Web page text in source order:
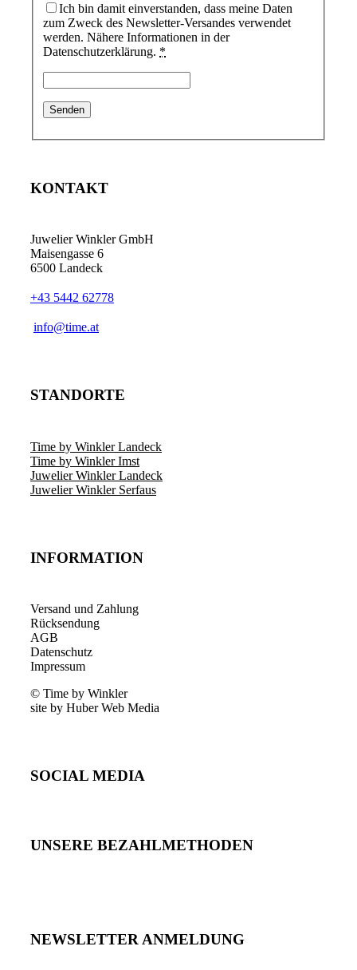
Ich bin damit einverstanden, dass meine Daten
zum Zweck des Newsletter-Versandes verwendet
werden. Nähere Informationen in der
Datenschutzerklärung. *
KONTAKT
Juwelier Winkler GmbH
Maisengasse 6
6500 Landeck
+43 5442 62778
info@time.at
STANDORTE
Time by Winkler Landeck
Time by Winkler Imst
Juwelier Winkler Landeck
Juwelier Winkler Serfaus
INFORMATION
Versand und Zahlung
Rücksendung
AGB
Datenschutz
Impressum
© Time by Winkler
site by Huber Web Media
SOCIAL MEDIA
UNSERE BEZAHLMETHODEN
NEWSLETTER ANMELDUNG